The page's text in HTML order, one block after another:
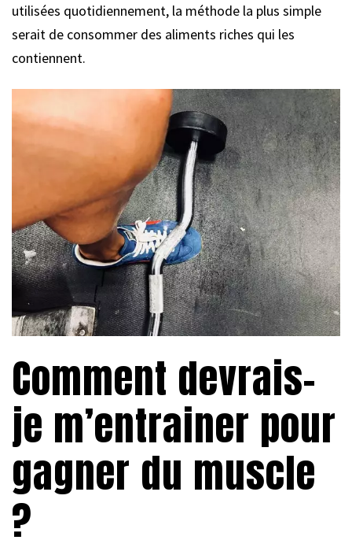
utilisées quotidiennement, la méthode la plus simple
serait de consommer des aliments riches qui les
contiennent.
Comment devrais-
je m’entrainer pour
gagner du muscle
?